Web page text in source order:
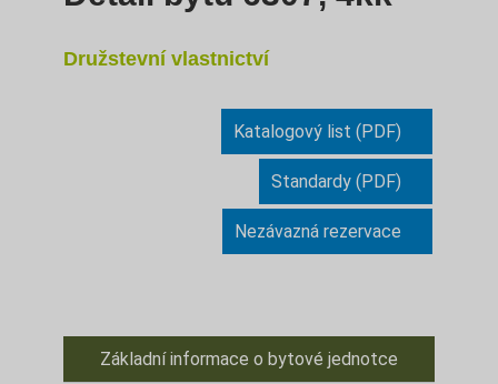
Družstevní vlastnictví
Katalogový list (PDF)
Standardy (PDF)
Nezávazná rezervace
Základní informace o bytové jednotce